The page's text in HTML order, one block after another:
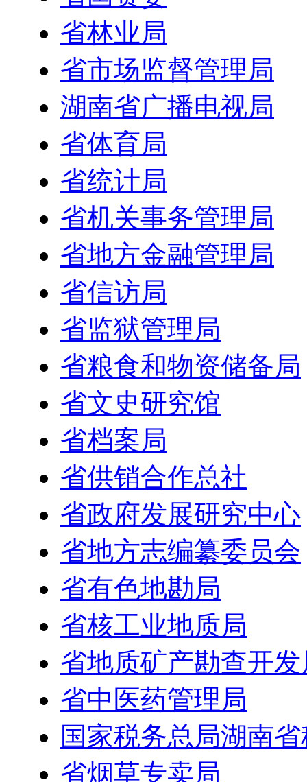
省林业局
省市场监督管理局
湖南省广播电视局
省体育局
省统计局
省机关事务管理局
省地方金融管理局
省信访局
省监狱管理局
省粮食和物资储备局
省文史研究馆
省档案局
省供销合作总社
省政府发展研究中心
省地方志编纂委员会
省有色地勘局
省核工业地质局
省地质矿产勘查开发
省中医药管理局
国家税务总局湖南
省烟草专卖局